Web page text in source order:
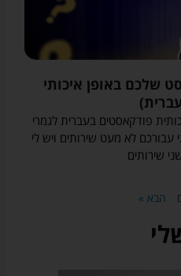
שלכם באופן איכותי
פודקאסטים בעברית לגמרי
לא מעט שירותים ויש לי
שירותים
הבא »